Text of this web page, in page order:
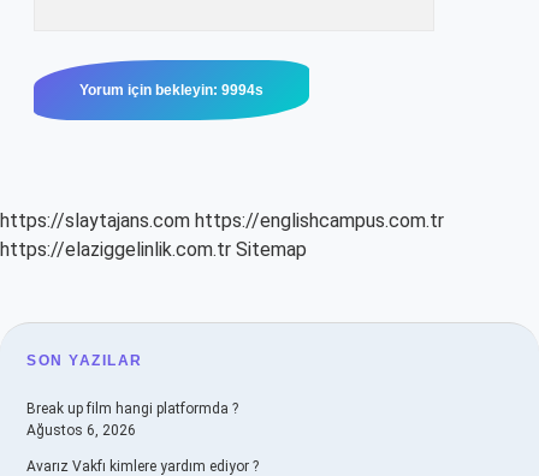
https://slaytajans.com https://englishcampus.com.tr
https://elaziggelinlik.com.tr Sitemap
SIDEBAR
SON YAZILAR
Break up film hangi platformda ?
Ağustos 6, 2026
Avarız Vakfı kimlere yardım ediyor ?